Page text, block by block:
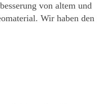
von altem und
Wir haben den